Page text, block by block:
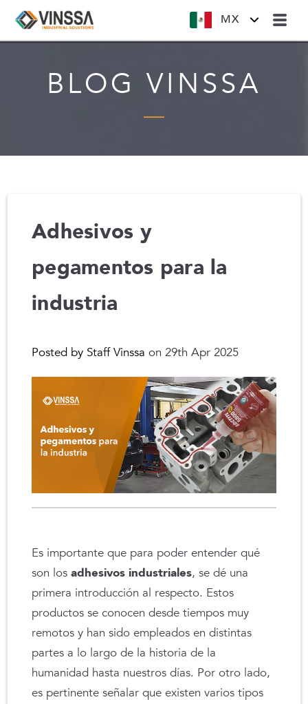
MX
BLOG VINSSA
Adhesivos y
pegamentos para la
industria
Posted by Staff Vinssa on 29th Apr 2025
Es importante que para poder entender qué
son los adhesivos industriales, se dé una
primera introducción al respecto. Estos
productos se conocen desde tiempos muy
remotos y han sido empleados en distintas
partes a lo largo de la historia de la
humanidad hasta nuestros días. Por otro lado,
es pertinente señalar que existen varios tipos